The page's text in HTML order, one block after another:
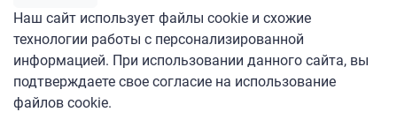
166 Hustler TV платный
167
ID Investigation
Discovery
платный
Наш сайт использует файлы cookie и схожие
технологии работы с персонализированной
информацией. При использовании данного сайта, вы
подтверждаете свое согласие на использование
файлов cookie.